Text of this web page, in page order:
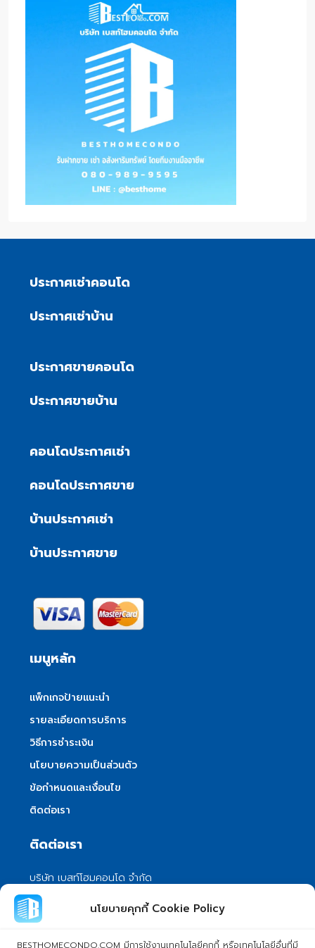
นโยบายคุกกี้ Cookie Policy
BESTHOMECONDO.COM มีการใช้งานเทคโนโลยีคุกกี้ หรือเทคโนโลยีอื่นที่มี
ประกาศเช่าคอนโด
ประกาศเช่าบ้าน
ประกาศขายคอนโด
ประกาศขายบ้าน
คอนโดประกาศเช่า
คอนโดประกาศขาย
บ้านประกาศเช่า
บ้านประกาศขาย
เมนูหลัก
แพ็กเกจป้ายแนะนำ
รายละเอียดการบริการ
วิธีการชำระเงิน
นโยบายความเป็นส่วนตัว
ข้อกำหนดและเงื่อนไข
ติดต่อเรา
ติดต่อเรา
บริษัท เบสท์โฮมคอนโด จำกัด
101/399 หมู่ 7 แขวงลําผักชี เขตหนองจอก
กรุงเทพมหานคร 10530
info@besthomecondo.com